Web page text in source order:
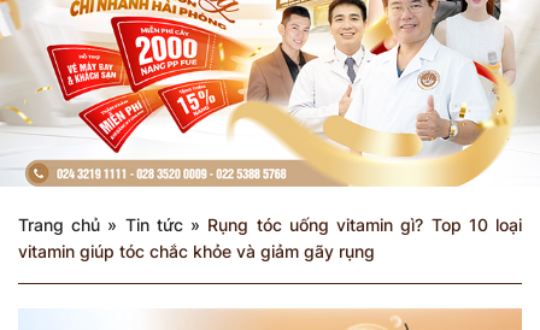
Trang chủ » Tin tức» Rụng tóc uống vitamin gì? Top 10 loại
vitamin giúp tóc chắc khỏe và giảm gãy rụng